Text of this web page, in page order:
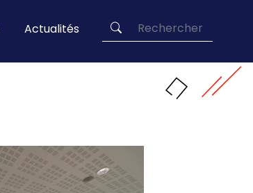
ActualitésRechercher